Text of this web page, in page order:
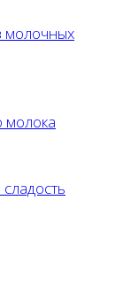
молочных
молока